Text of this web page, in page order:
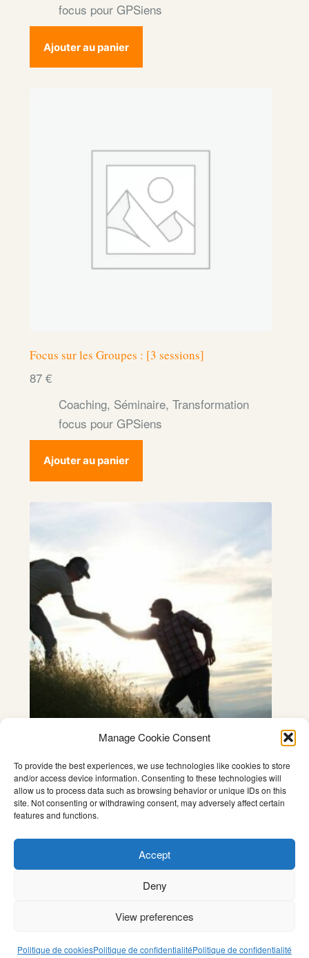
Manage Cookie Consent
To provide the best experiences, we use technologies like cookies to store
and/or access device information. Consenting to these technologies will
allow us to process data such as browsing behavior or unique IDs on this
site. Not consenting or withdrawing consent, may adversely affect certain
features and functions.
Accept
Deny
View preferences
Politique de cookiesPolitique de confidentialitéPolitique de confidentialité
focus pour GPSiens
Ajouter au panier
Focus sur les Groupes : [3 sessions]
87 €
Coaching, Séminaire, Transformation
focus pour GPSiens
Ajouter au panier
Premier REA 499 €
499€
Coaching
Transformation focus pour GPSiens